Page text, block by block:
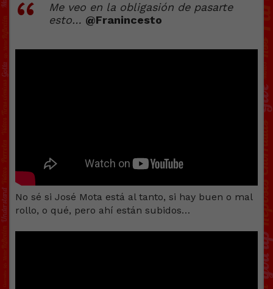
Me veo en la obligasión de pasarte
esto… @Franincesto
No sé si José Mota está al tanto, si hay buen o mal
rollo, o qué, pero ahí están subidos…